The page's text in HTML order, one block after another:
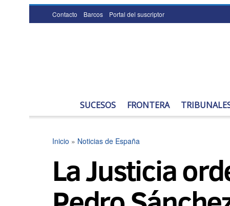
Contacto Barcos Portal del suscriptor
SUCESOS FRONTERA
Inicio » Noticias de España
La Justicia